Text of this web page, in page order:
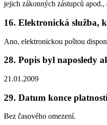
jejich zákonných zástupců apod.,
16. Elektronická služba,
Ano, elektronickou poštou
28. Popis byl naposledy
21.01.2009
29. Datum konce
Bez časového omezení.